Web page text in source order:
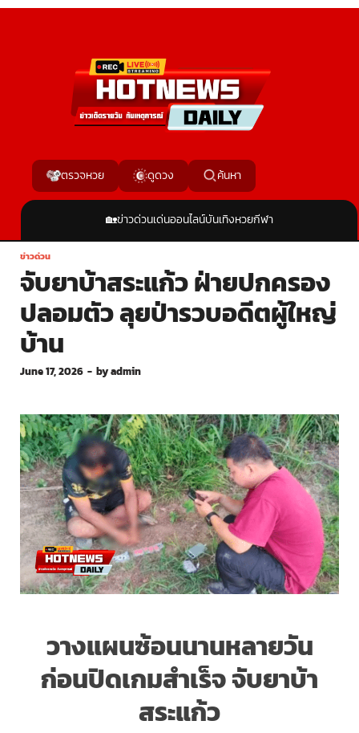
ตรวจหวย ดูดวง ค้นหา
🏡ข่าวด่วนเด่นออนไลน์บันเทิงหวยกีฬา
ข่าวด่วน
จับยาบ้าสระแก้ว ฝ่ายปกครอง
ปลอมตัว ลุยป่ารวบอดีตผู้ใหญ่
บ้าน
June 17, 2026 - byadmin
วางแผนซ้อนนานหลายวัน
ก่อนปิดเกมสำเร็จ จับยาบ้า
สระแก้ว